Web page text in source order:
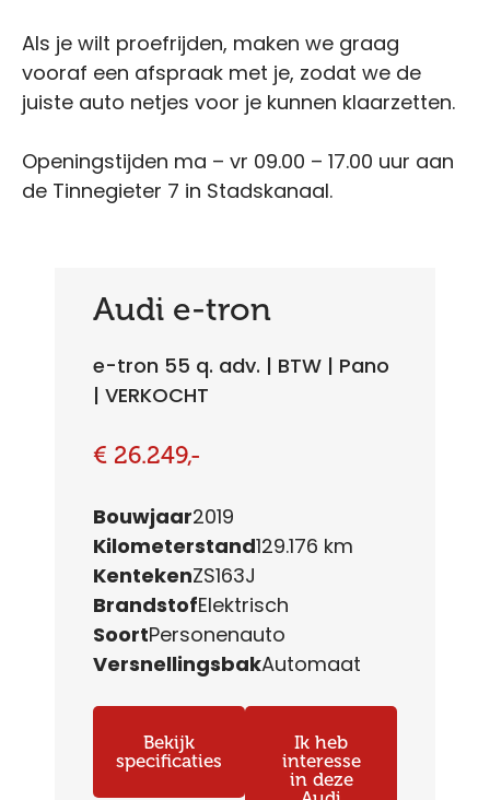
Als je wilt proefrijden, maken we graag
vooraf een afspraak met je, zodat we de
juiste auto netjes voor je kunnen klaarzetten.
Openingstijden ma – vr 09.00 – 17.00 uur aan
de Tinnegieter 7 in Stadskanaal.
Audi e-tron
e-tron 55 q. adv. | BTW | Pano
| VERKOCHT
€ 26.249,-
Bouwjaar2019
Kilometerstand129.176 km
KentekenZS163J
BrandstofElektrisch
SoortPersonenauto
VersnellingsbakAutomaat
Bekijk
specificaties
Ik heb
interesse
in deze